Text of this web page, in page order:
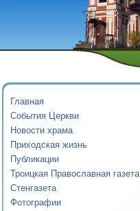
Главная
События Церкви
Новости храма
Приходская жизнь
Публикации
Троицкая Православная газета
Стенгазета
Фотографии